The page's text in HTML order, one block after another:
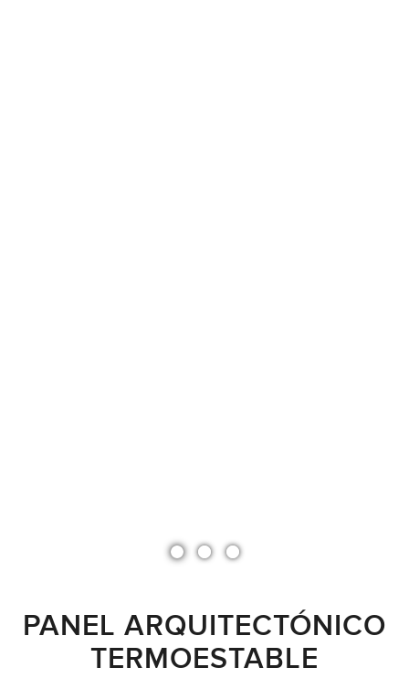
PANEL ARQUITECTÓNICO
TERMOESTABLE